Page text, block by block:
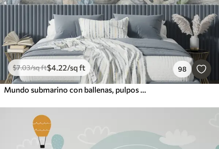
$7.03/sq ft$4.22/sq ft 98
Mundo submarino con ballenas, pulpos y tortugas